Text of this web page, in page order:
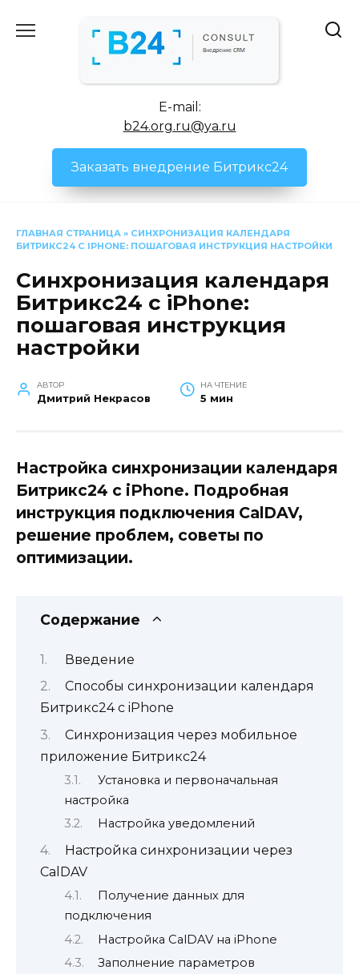
E-mail:
b24.org.ru@ya.ru
Заказать внедрение Битрикс24
ГЛАВНАЯ СТРАНИЦА » СИНХРОНИЗАЦИЯ КАЛЕНДАРЯ
БИТРИКС24 С IPHONE: ПОШАГОВАЯ ИНСТРУКЦИЯ НАСТРОЙКИ
Синхронизация календаря
Битрикс24 с iPhone:
пошаговая инструкция
настройки
АВТОР
Дмитрий Некрасов
НА ЧТЕНИЕ
5 мин
Настройка синхронизации календаря
Битрикс24 с iPhone. Подробная
инструкция подключения CalDAV,
решение проблем, советы по
оптимизации.
Содержание
Введение
Способы синхронизации календаря
Битрикс24 с iPhone
Синхронизация через мобильное
приложение Битрикс24
Установка и первоначальная
настройка
Настройка уведомлений
Настройка синхронизации через
CalDAV
Получение данных для
подключения
Настройка CalDAV на iPhone
Заполнение параметров